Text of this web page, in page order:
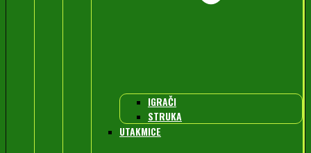
IGRAČI
STRUKA
UTAKMICE